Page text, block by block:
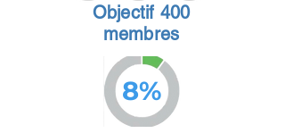
Objectif 400
membres
8%